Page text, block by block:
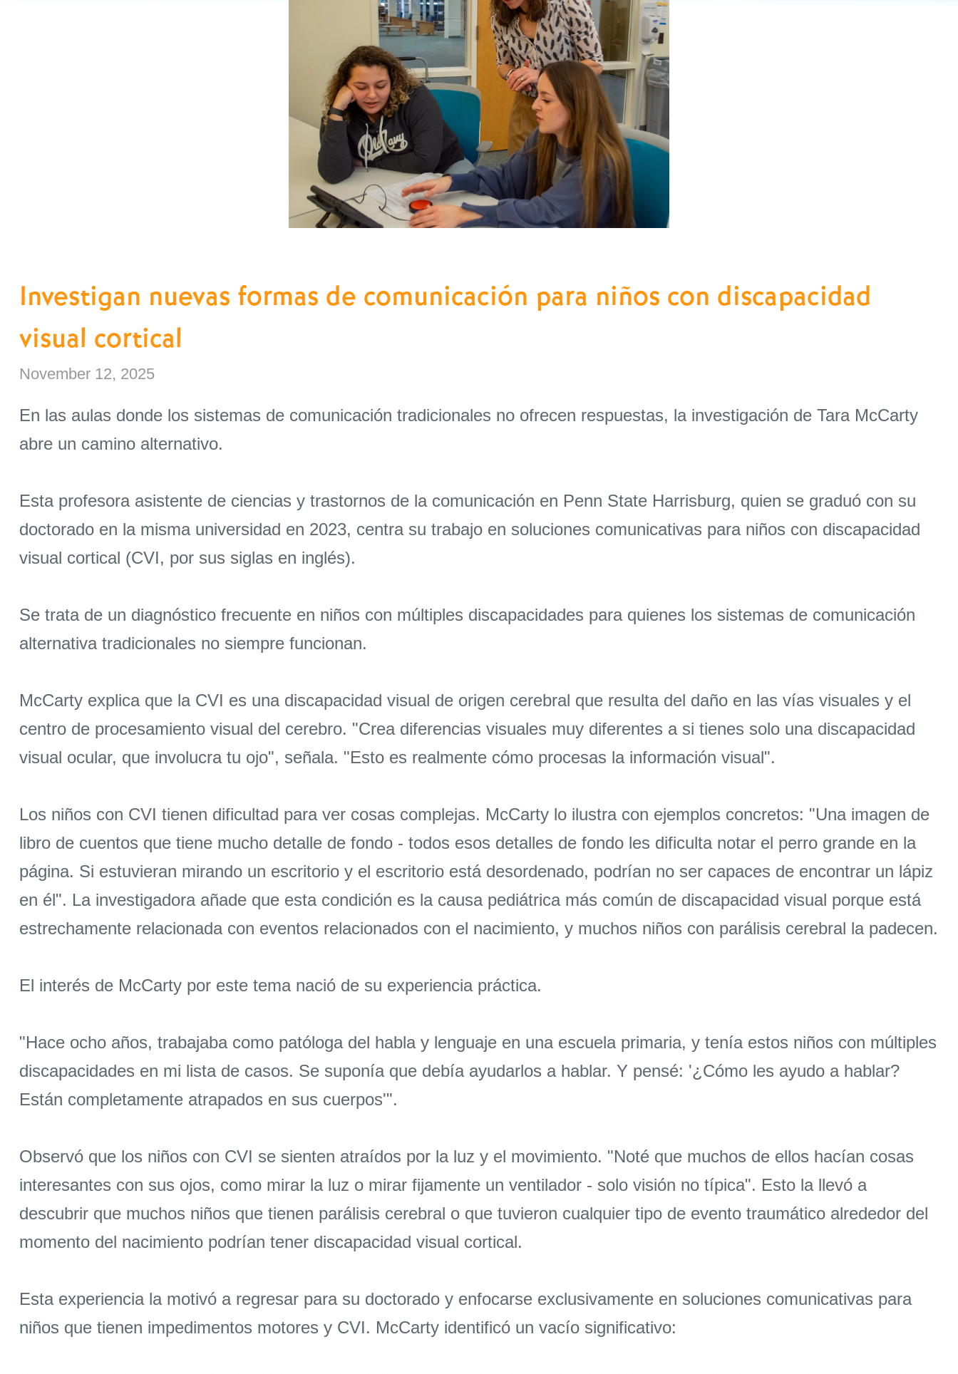
Investigan nuevas formas de comunicación para niños con discapacidad
visual cortical
November 12, 2025
En las aulas donde los sistemas de comunicación tradicionales no ofrecen respuestas, la investigación de Tara McCarty
abre un camino alternativo.
Esta profesora asistente de ciencias y trastornos de la comunicación en Penn State Harrisburg, quien se graduó con su
doctorado en la misma universidad en 2023, centra su trabajo en soluciones comunicativas para niños con discapacidad
visual cortical (CVI, por sus siglas en inglés).
Se trata de un diagnóstico frecuente en niños con múltiples discapacidades para quienes los sistemas de comunicación
alternativa tradicionales no siempre funcionan.
McCarty explica que la CVI es una discapacidad visual de origen cerebral que resulta del daño en las vías visuales y el
centro de procesamiento visual del cerebro. "Crea diferencias visuales muy diferentes a si tienes solo una discapacidad
visual ocular, que involucra tu ojo", señala. "Esto es realmente cómo procesas la información visual".
Los niños con CVI tienen dificultad para ver cosas complejas. McCarty lo ilustra con ejemplos concretos: "Una imagen de
libro de cuentos que tiene mucho detalle de fondo - todos esos detalles de fondo les dificulta notar el perro grande en la
página. Si estuvieran mirando un escritorio y el escritorio está desordenado, podrían no ser capaces de encontrar un lápiz
en él". La investigadora añade que esta condición es la causa pediátrica más común de discapacidad visual porque está
estrechamente relacionada con eventos relacionados con el nacimiento, y muchos niños con parálisis cerebral la padecen.
El interés de McCarty por este tema nació de su experiencia práctica.
"Hace ocho años, trabajaba como patóloga del habla y lenguaje en una escuela primaria, y tenía estos niños con múltiples
discapacidades en mi lista de casos. Se suponía que debía ayudarlos a hablar. Y pensé: '¿Cómo les ayudo a hablar?
Están completamente atrapados en sus cuerpos'".
Observó que los niños con CVI se sienten atraídos por la luz y el movimiento. "Noté que muchos de ellos hacían cosas
interesantes con sus ojos, como mirar la luz o mirar fijamente un ventilador - solo visión no típica". Esto la llevó a
descubrir que muchos niños que tienen parálisis cerebral o que tuvieron cualquier tipo de evento traumático alrededor del
momento del nacimiento podrían tener discapacidad visual cortical.
Esta experiencia la motivó a regresar para su doctorado y enfocarse exclusivamente en soluciones comunicativas para
niños que tienen impedimentos motores y CVI. McCarty identificó un vacío significativo: